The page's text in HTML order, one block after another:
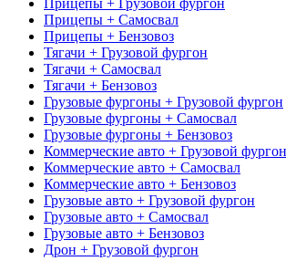
Прицепы + Самосвал
Прицепы + Бензовоз
Тягачи + Грузовой фургон
Тягачи + Самосвал
Тягачи + Бензовоз
Грузовые фургоны + Грузовой фургон
Грузовые фургоны + Самосвал
Грузовые фургоны + Бензовоз
Коммерческие авто + Грузовой фургон
Коммерческие авто + Самосвал
Коммерческие авто + Бензовоз
Грузовые авто + Грузовой фургон
Грузовые авто + Самосвал
Грузовые авто + Бензовоз
Дрон + Грузовой фургон